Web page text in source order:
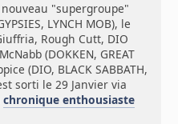
nouveau "supergroupe"
LYNCH MOB), le
Rough Cutt, DIO
(DOKKEN, GREAT
(DIO, BLACK SABBATH,
sorti le 29 Janvier via
chronique enthousiaste